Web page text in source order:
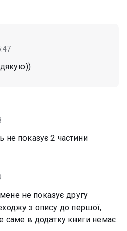
не показує 2 частини
не показує другу
з опису до першої,
саме в додатку книги немає.